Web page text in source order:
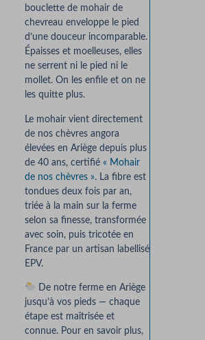
bouclette de mohair de
chevreau enveloppe le pied
d’une douceur incomparable.
Épaisses et moelleuses, elles
ne serrent ni le pied ni le
mollet. On les enfile et on ne
les quitte plus.
Le mohair vient directement
de nos chèvres angora
élevées en Ariège depuis plus
de 40 ans, certifié « Mohair
de nos chèvres ». La fibre est
tondues deux fois par an,
triée à la main sur la ferme
selon sa finesse, transformée
avec soin, puis tricotée en
France par un artisan labellisé
EPV.
De notre ferme en Ariège
jusqu’à vos pieds — chaque
étape est maîtrisée et
connue. Pour en savoir plus,